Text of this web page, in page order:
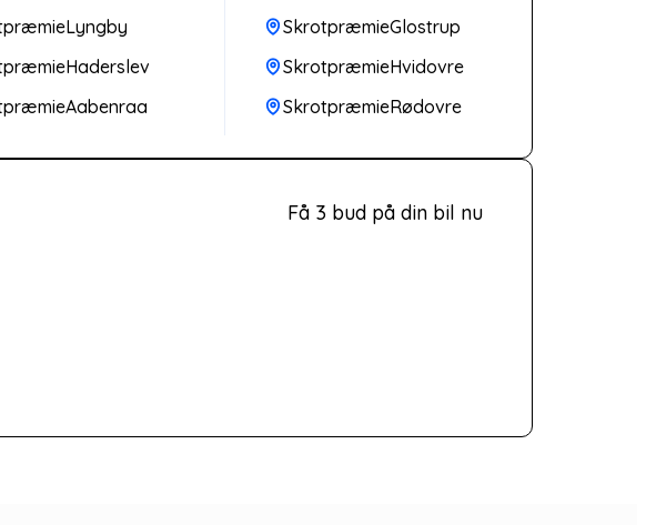
SkrotpræmieGlostrup
SkrotpræmieHvidovre
SkrotpræmieRødovre
Få 3 bud på din bil nu